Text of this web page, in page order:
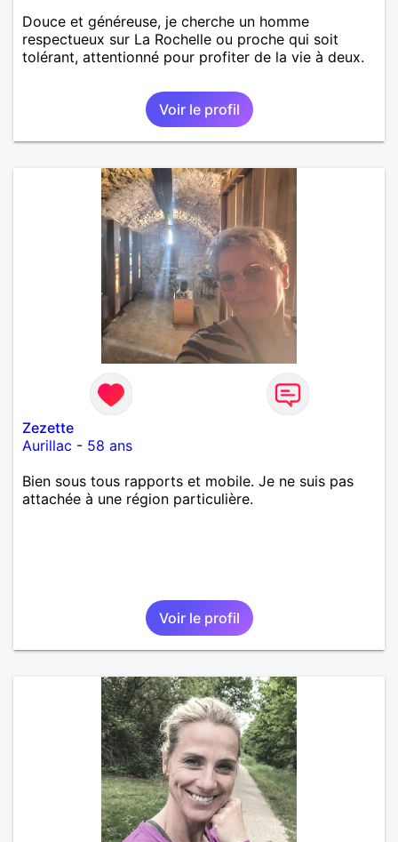
Douce et généreuse, je cherche un homme
respectueux sur La Rochelle ou proche qui soit
tolérant, attentionné pour profiter de la vie à deux.
Voir le profil
Zezette
Aurillac - 58 ans
Bien sous tous rapports et mobile. Je ne suis pas
attachée à une région particulière.
Voir le profil